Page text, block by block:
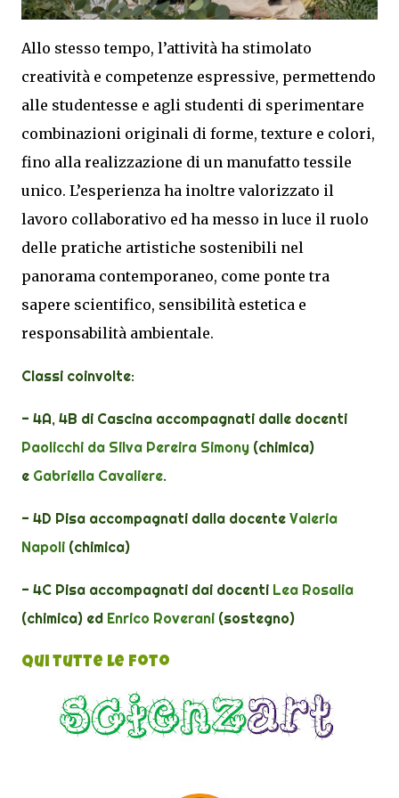
Allo stesso tempo, l’attività ha stimolato
creatività e competenze espressive, permettendo
alle studentesse e agli studenti di sperimentare
combinazioni originali di forme, texture e colori,
fino alla realizzazione di un manufatto tessile
unico. L’esperienza ha inoltre valorizzato il
lavoro collaborativo ed ha messo in luce il ruolo
delle pratiche artistiche sostenibili nel
panorama contemporaneo, come ponte tra
sapere scientifico, sensibilità estetica e
responsabilità ambientale.
Classi coinvolte:
- 4A, 4B di Cascina accompagnati dalle docenti
Paolicchi da Silva Pereira Simony (chimica)
e Gabriella Cavaliere.
- 4D Pisa accompagnati dalla docente Valeria
Napoli (chimica)
- 4C Pisa accompagnati dai docenti Lea Rosalia
(chimica) ed Enrico Roverani (sostegno)
qui tutte le foto